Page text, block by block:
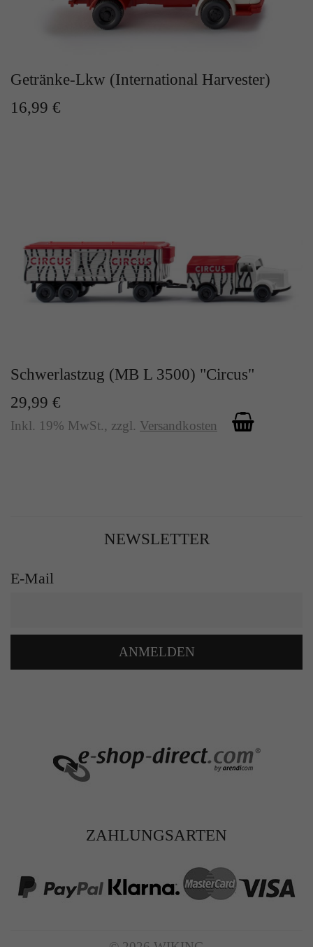
Getränke-Lkw (International Harvester)
16,99 €
Schwerlastzug (MB L 3500) "Circus"
29,99 €
Inkl. 19% MwSt., zzgl. Versandkosten
NEWSLETTER
E-Mail
ANMELDEN
ZAHLUNGSARTEN